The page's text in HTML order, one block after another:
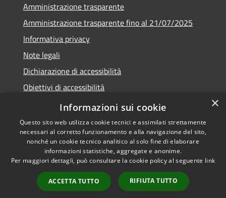
Amministrazione trasparente
Amministrazione trasparente fino al 21/07/2025
Informativa privacy
Note legali
Dichiarazione di accessibilità
Obiettivi di accessibilità
Piano di miglioramento
Accessibilità
Copyright © 2026 • Comune di
Nembro • Powered by
Municipium•
Accesso
redazione
×
Informazioni sui cookie
Questo sito web utilizza cookie tecnici e assimilati strettamente
necessari al corretto funzionamento e alla navigazione del sito,
nonché un cookie tecnico analitico al solo fine di elaborare
informazioni statistiche, aggregate e anonime.
Per maggiori dettagli, può consultare la cookie policy al seguente link
ACCETTA TUTTO RIFIUTA TUTTO